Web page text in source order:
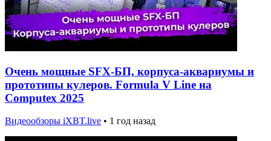
Очень мощные SFX-БП, корпуса-аквариумы и
прототипы кулеров. Formula V Line на
Computex 2025
Видеообзоры iXBT.live • 1 год назад